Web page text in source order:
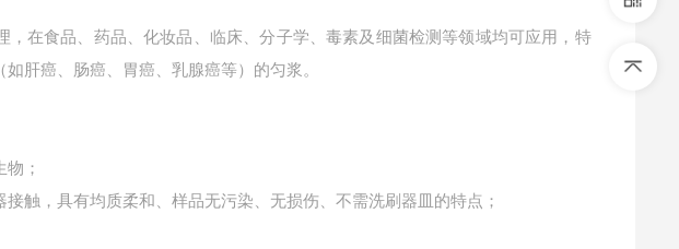
在食品、药品、化妆品、临床、分子学、毒素及细菌检测等领域均可应用，特
肝癌、肠癌、胃癌、乳腺癌等）的匀浆。
；
触，具有均质柔和、样品无污染、无损伤、不需洗刷器皿的特点；